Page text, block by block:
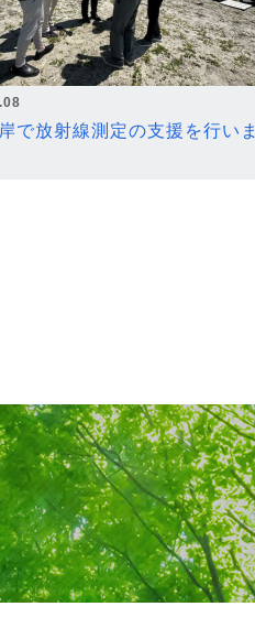
で放射線測定の支援を行いま